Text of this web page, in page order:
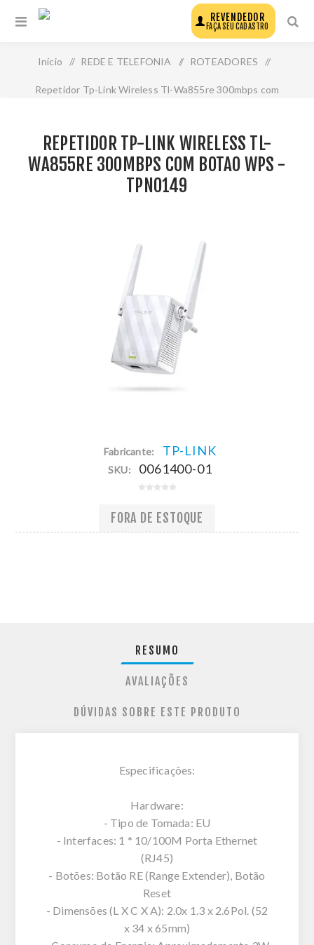
REVENDEDOR
FAÇA SEU CADASTRO
Início / REDE E TELEFONIA / ROTEADORES /
Repetidor Tp-Link Wireless Tl-Wa855re 300mbps com
REPETIDOR TP-LINK WIRELESS TL-
WA855RE 300MBPS COM BOTAO WPS -
TPN0149
Fabricante: TP-LINK
SKU: 0061400-01
FORA DE ESTOQUE
RESUMO
AVALIAÇÕES
DÚVIDAS SOBRE ESTE PRODUTO
Especificações:
Hardware:
- Tipo de Tomada: EU
- Interfaces: 1 * 10/100M Porta Ethernet
(RJ45)
- Botões: Botão RE (Range Extender), Botão
Reset
- Dimensões (L X C X A): 2.0x 1.3 x 2.6Pol. (52
x 34 x 65mm)